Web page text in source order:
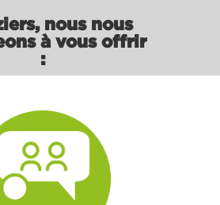
, nous nous
à vous offrir
: